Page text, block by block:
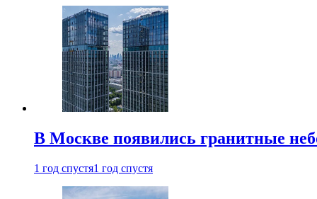
В Москве появились гранитные
1 год спустя1 год спустя